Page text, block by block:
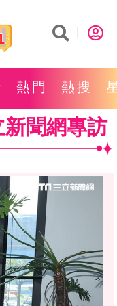
熱門 熱搜
聞網專訪